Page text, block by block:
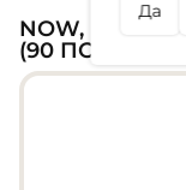
NOW,
(90 ПОРЦИЙ)
Да